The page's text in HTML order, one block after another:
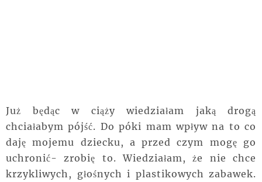
Już będąc w ciąży wiedziałam jaką drogą
chciałabym pójść. Do póki mam wpływ na to co
daję mojemu dziecku, a przed czym mogę go
uchronić- zrobię to. Wiedziałam, że nie chce
krzykliwych, głośnych i plastikowych zabawek.